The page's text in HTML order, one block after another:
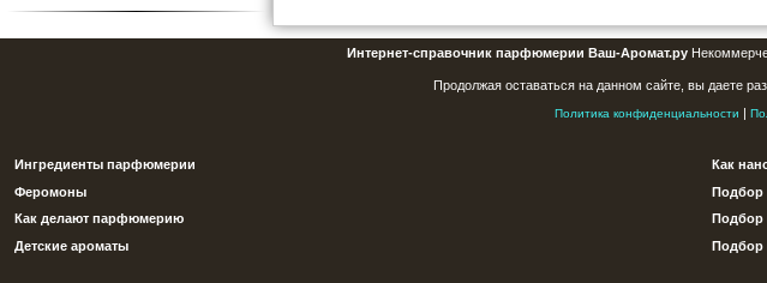
Интернет-справочник парфюмерии Ваш-Аромат.ру
Продолжая оставаться на данном сайте, вы даете
Политика конфиденциальности |
Ингредиенты парфюмерии
Феромоны
Как делают парфюмерию
Детские ароматы
Как
Подбор
Подбор